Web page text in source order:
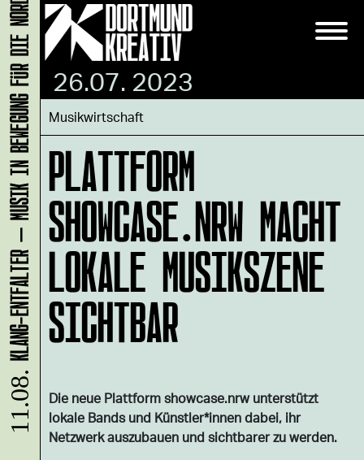
26.07. 2023
Musikwirtschaft
PLATTFORM
SHOWCASE.NRW MACHT
LOKALE MUSIKSZENE
SICHTBAR
Die neue Plattform showcase.nrw unterstützt
lokale Bands und Künstler*innen dabei, ihr
Netzwerk auszubauen und sichtbarer zu werden.
11.08.
KLANG-ENTFALTER – MUSIK IN BEWEGUNG FÜR DIE NORDSTADT